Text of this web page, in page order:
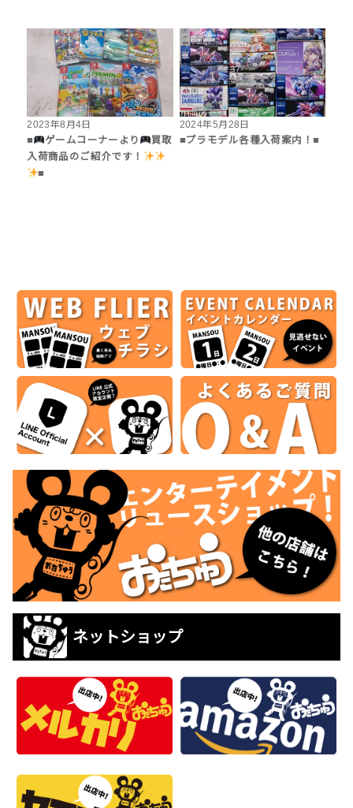
2023年8月4日
■
ゲームコーナーより
買取
入荷商品のご紹介です！
■
2024年5月28日
■プラモデル各種入荷案内！■
ネットショップ